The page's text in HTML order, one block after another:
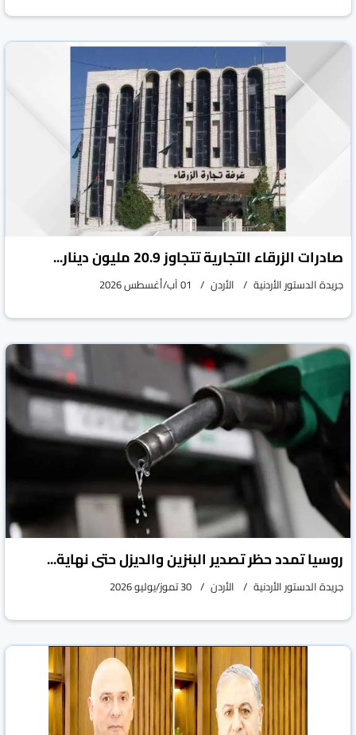
صادرات الزرقاء التجارية تتجاوز 20.9 مليون دينار...
جريدة الدستور الأردنية الأردن 01 آب/أغسطس 2026
روسيا تمدد حظر تصدير البنزين والديزل حتى نهاية...
جريدة الدستور الأردنية الأردن 30 تموز/يوليو 2026